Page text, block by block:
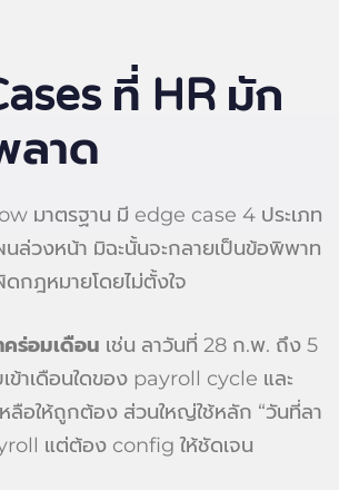
ที่ HR มัก
ลาด
มาตรฐาน มี edge case 4 ประเภท
ล่วงหน้า มิฉะนั้นจะกลายเป็นข้อพิพาท
กฎหมายโดยไม่ตั้งใจ
คร่อมเดือน เช่น ลาวันที่ 28 ก.พ. ถึง 5
ข้าเดือนใดของ payroll cycle และ
ลือให้ถูกต้อง ส่วนใหญ่ใช้หลัก “วันที่ลา
แต่ต้อง config ให้ชัดเจน